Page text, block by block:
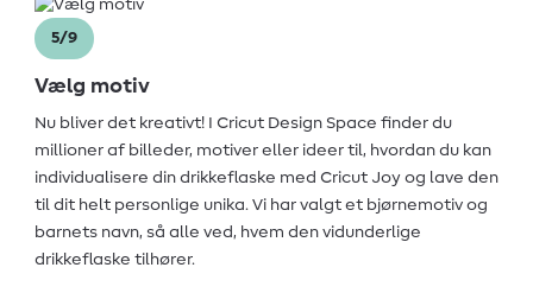
5/9
Vælg motiv
Nu bliver det kreativt! I Cricut Design Space finder du
millioner af billeder, motiver eller ideer til, hvordan du kan
individualisere din drikkeflaske med Cricut Joy og lave den
til dit helt personlige unika. Vi har valgt et bjørnemotiv og
barnets navn, så alle ved, hvem den vidunderlige
drikkeflaske tilhører.